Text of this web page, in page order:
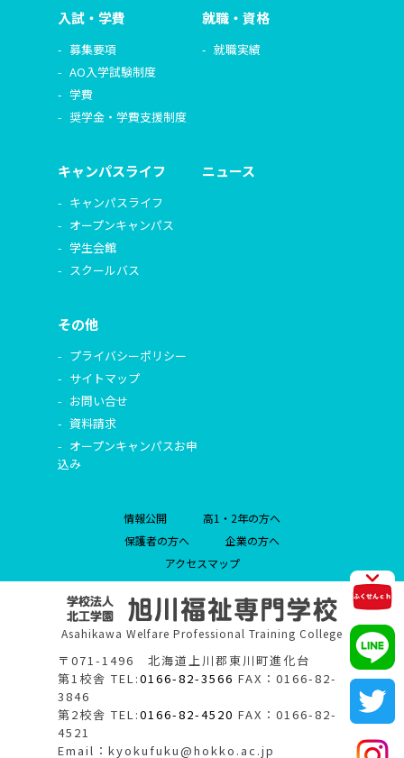
入試・学費
募集要項
AO入学試験制度
学費
奨学金・学費支援制度
就職・資格
就職実績
キャンパスライフ
キャンパスライフ
オープンキャンパス
学生会館
スクールバス
ニュース
その他
プライバシーポリシー
サイトマップ
お問い合せ
資料請求
オープンキャンパスお申
込み
情報公開
高1・2年の方へ
保護者の方へ
企業の方へ
アクセスマップ
Asahikawa Welfare Professional Training College
〒071-1496 北海道上川郡東川町進化台
第1校舎 TEL:0166-82-3566 FAX：0166-82-
3846
第2校舎 TEL:0166-82-4520 FAX：0166-82-
4521
Email：kyokufuku@hokko.ac.jp